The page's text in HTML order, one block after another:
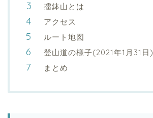
擂鉢山とは
アクセス
ルート地図
登山道の様子(2021年1月31日)
まとめ